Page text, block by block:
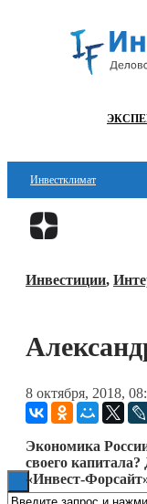
Инвестклимат
Финансы
Блокчейн
ESG
Инвестиции,
8 октября, 2018,
Экономика
своего
«Инвест-